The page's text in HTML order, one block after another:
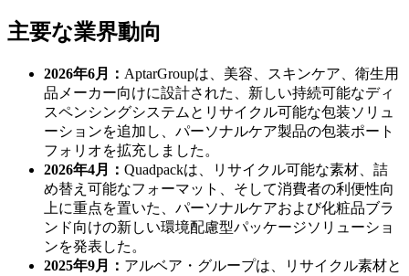
主要な業界動向
2026年6月： AptarGroupは、美容、スキンケア、衛生用
品メーカー向けに設計された、新しい持続可能なディ
スペンシングシステムとリサイクル可能な包装ソリュ
ーションを追加し、パーソナルケア製品の包装ポート
フォリオを拡充しました。
2026年4月： Quadpackは、リサイクル可能な素材、詰
め替え可能なフォーマット、そして消費者の利便性向
上に重点を置いた、パーソナルケアおよび化粧品ブラ
ンド向けの新しい環境配慮型パッケージソリューショ
ンを発表した。
2025年9月： アルベア・グループは、リサイクル素材と